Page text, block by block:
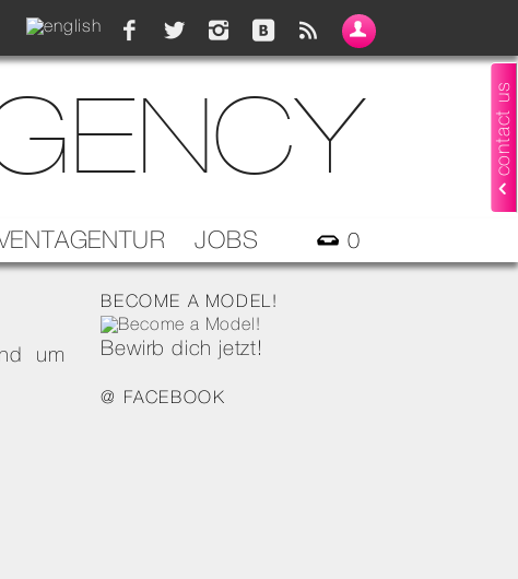
JOBS 0
um
BECOME A MODEL!
Bewirb dich jetzt!
@ FACEBOOK
contact us